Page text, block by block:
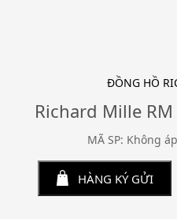
ĐỒNG HỒ
Richard Mille
MÃ SP: Không
HÀNG KÝ GỬI